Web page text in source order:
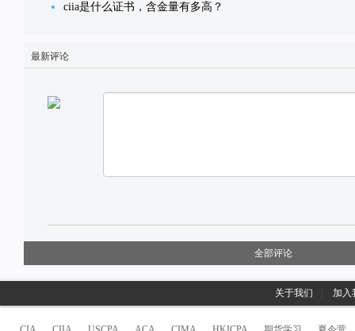
ciia是什么证书，含金量有多高？
最新评论
全部评论
关于我们 加入